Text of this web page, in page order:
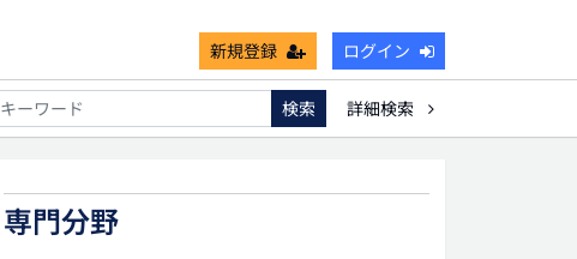
新規登録 ログイン
就業不能 死亡保険金非課税枠 キャッシュフロー 宗教法人
検索
詳細検索
専門分野